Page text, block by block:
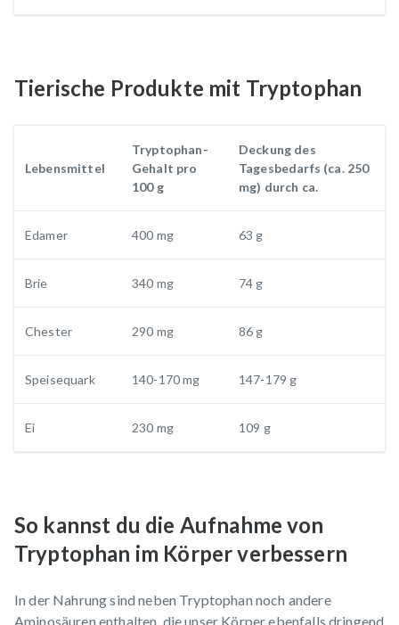
Tierische Produkte mit Tryptophan
Lebensmittel
Tryptophan-
Gehalt pro
100 g
Deckung des
Tagesbedarfs (ca. 250
mg) durch ca.
Edamer 400 mg 63 g
Brie 340 mg 74 g
Chester 290 mg 86 g
Speisequark 140-170 mg 147-179 g
Ei 230 mg 109 g
So kannst du die Aufnahme von
Tryptophan im Körper verbessern
In der Nahrung sind neben Tryptophan noch andere
Aminosäuren enthalten, die unser Körper ebenfalls dringend